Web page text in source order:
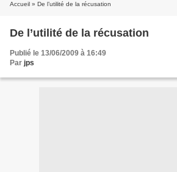
Accueil » De l’utilité de la récusation
De l’utilité de la récusation
Publié le 13/06/2009 à 16:49
Par jps